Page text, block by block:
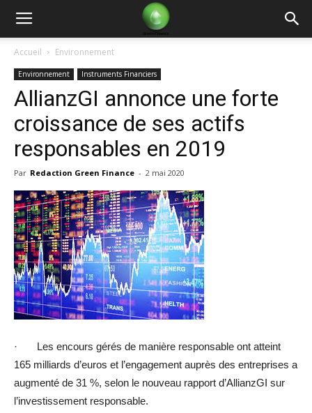
Green
Finance
Accueil Environnement
Environnement Instruments Financiers
AllianzGI annonce une forte
croissance de ses actifs
responsables en 2019
Par Redaction Green Finance - 2 mai 2020
· Les encours gérés de manière responsable ont atteint
165 milliards d’euros et l’engagement auprès des entreprises a
augmenté de 31 %, selon le nouveau rapport d’AllianzGI sur
l’investissement responsable.